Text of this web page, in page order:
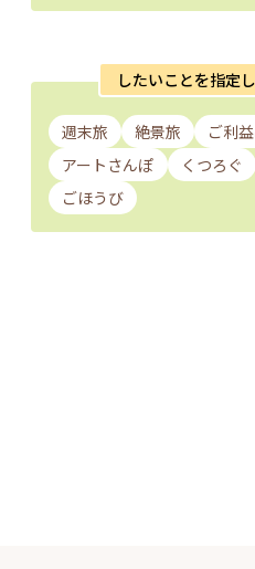
したいことを指定
週末旅 絶景旅
ご利
アートさんぽ
くつろぐ
ごほうび